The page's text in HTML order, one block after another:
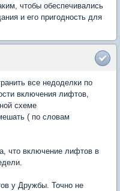
чтобы обеспечивались
и его пригодность для
все недоделки по
включения лифтов,
схеме
( по словам
что включение лифтов в
у Дружбы. Точно не